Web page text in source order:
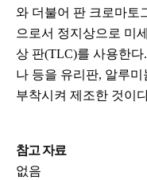
와 더불어 판 크로마토
으로서 정지상으로 미
상 판(TLC)를 사용한다
나 등을 유리판, 알루
부착시켜 제조한 것이
참고 자료
없음